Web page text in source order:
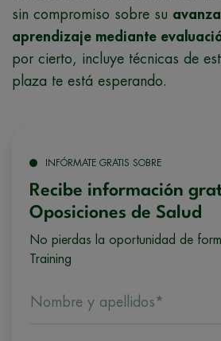
sin compromiso sobre su
aprendizaje mediante
por cierto, incluye técnicas de
plaza te está esperando.
INFÓRMATE GRATIS SOBRE
Recibe información
Oposiciones de Salud
No pierdas la oportunidad de
Training
Nombre y apellidos*